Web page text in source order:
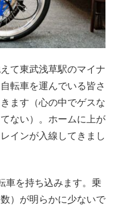
て東武浅草駅のマイナ
転車を運んでいる皆さ
ます（心の中でゲスな
ない）。ホームに上が
インが入線してきまし
車を持ち込みます。乗
）が明らかに少ないで